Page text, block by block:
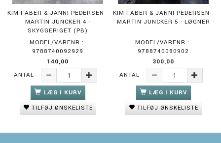
KIM FABER & JANNI PEDERSEN -
MARTIN JUNCKER 4 -
SKYGGERIGET (PB)
MODEL/VARENR.:
9788740092929
140,00
ANTAL
LÆG I KURV
TILFØJ ØNSKELISTE
KIM FABER & JANNI PEDERSEN -
MARTIN JUNCKER 5 - LØGNER
MODEL/VARENR.:
9788740080902
300,00
ANTAL
LÆG I KURV
TILFØJ ØNSKELISTE